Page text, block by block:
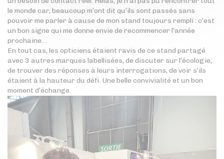
le monde car, beaucoup m’ont dit qu’ils sont passés sans
pouvoir me parler à cause de mon stand toujours rempli : c’est
un bon signe qui me donne envie de recommencer l’année
prochaine…
En tout cas, les opticiens étaient ravis de ce stand partagé
avec 3 autres marques labellisées, de discuter sur l’écologie,
de trouver des réponses à leurs interrogations, de voir s’ils
étaient à la hauteur du défi. Une belle convivialité et un bon
moment d’échange.